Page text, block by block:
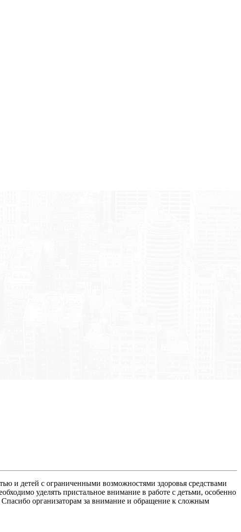
и детей с ограниченными возможностями здоровья средствами
уделять пристальное внимание в работе с детьми, особенно
Спасибо организаторам за внимание и обращение к сложным